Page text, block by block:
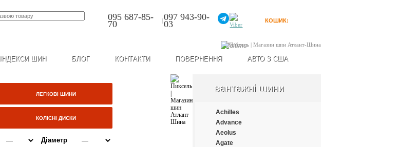
095 687-85-
70 |097 943-90-
03 КОШИК:
Увійти
ІНДЕКСИ ШИН БЛОГ КОНТАКТИ ПОВЕРНЕННЯ АВТО З США
ЛЕГКОВІ ШИНИ
КОЛІСНІ ДИСКИ
Діаметр
вантажні шини
Achilles
Advance
Aeolus
Agate